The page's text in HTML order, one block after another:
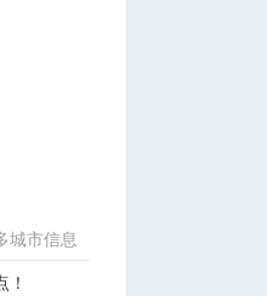
城市信息
！